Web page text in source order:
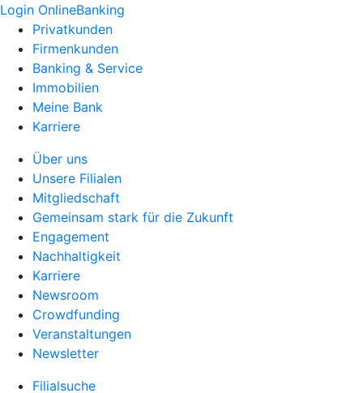
Login OnlineBanking
Privatkunden
Firmenkunden
Banking & Service
Immobilien
Meine Bank
Karriere
Über uns
Unsere Filialen
Mitgliedschaft
Gemeinsam stark für die Zukunft
Engagement
Nachhaltigkeit
Karriere
Newsroom
Crowdfunding
Veranstaltungen
Newsletter
Filialsuche